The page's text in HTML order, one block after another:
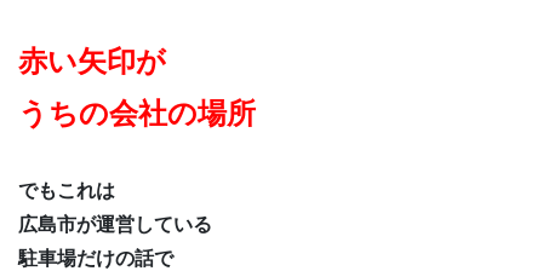
赤い矢印が
うちの会社の場所
でもこれは
広島市が運営している
駐車場だけの話で